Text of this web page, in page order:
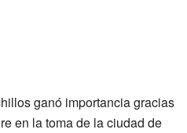
ganó importancia gracias
en la toma de la ciudad de